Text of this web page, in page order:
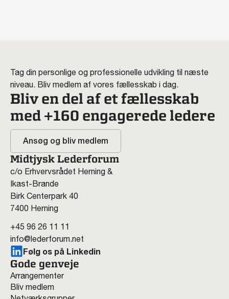
Tag din personlige og professionelle udvikling til næste
niveau. Bliv medlem af vores fællesskab i dag.
Bliv en del af et fællesskab
med +160 engagerede ledere
Ansøg og bliv medlem
Midtjysk Lederforum
c/o Erhvervsrådet Herning &
Ikast-Brande
Birk Centerpark 40
7400 Herning
+45 96 26 11 11
info@lederforum.net
Følg os på Linkedin
Gode genveje
Arrangementer
Bliv medlem